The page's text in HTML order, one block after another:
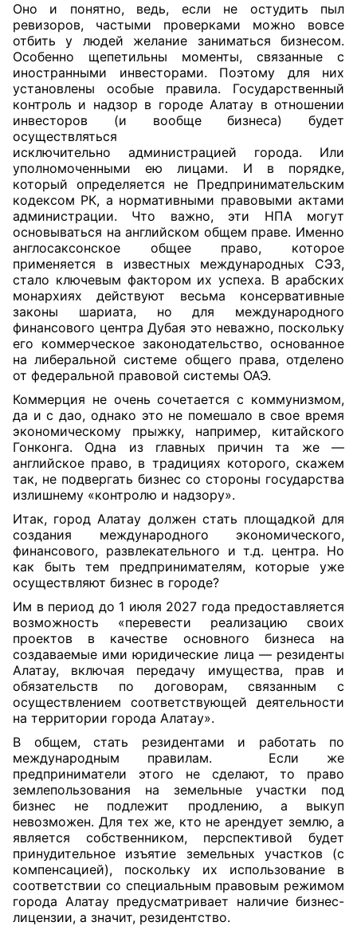
Оно и понятно, ведь, если не остудить пыл
ревизоров, частыми проверками можно вовсе
отбить у людей желание заниматься бизнесом.
Особенно щепетильны моменты, связанные с
иностранными инвесторами. Поэтому для них
установлены особые правила. Государственный
контроль и надзор в городе Алатау в отношении
инвесторов (и вообще бизнеса) будет
осуществляться
исключительно администрацией города. Или
уполномоченными ею лицами. И в порядке,
который определяется не Предпринимательским
кодексом РК, а нормативными правовыми актами
администрации. Что важно, эти НПА могут
основываться на английском общем праве. Именно
англосаксонское общее право, которое
применяется в известных международных СЭЗ,
стало ключевым фактором их успеха. В арабских
монархиях действуют весьма консервативные
законы шариата, но для международного
финансового центра Дубая это неважно, поскольку
его коммерческое законодательство, основанное
на либеральной системе общего права, отделено
от федеральной правовой системы ОАЭ.
Коммерция не очень сочетается с коммунизмом,
да и с дао, однако это не помешало в свое время
экономическому прыжку, например, китайского
Гонконга. Одна из главных причин та же —
английское право, в традициях которого, скажем
так, не подвергать бизнес со стороны государства
излишнему «контролю и надзору».
Итак, город Алатау должен стать площадкой для
создания международного экономического,
финансового, развлекательного и т.д. центра. Но
как быть тем предпринимателям, которые уже
осуществляют бизнес в городе?
Им в период до 1 июля 2027 года предоставляется
возможность «перевести реализацию своих
проектов в качестве основного бизнеса на
создаваемые ими юридические лица — резиденты
Алатау, включая передачу имущества, прав и
обязательств по договорам, связанным с
осуществлением соответствующей деятельности
на территории города Алатау».
В общем, стать резидентами и работать по
международным правилам. Если же
предприниматели этого не сделают, то право
землепользования на земельные участки под
бизнес не подлежит продлению, а выкуп
невозможен. Для тех же, кто не арендует землю, а
является собственником, перспективой будет
принудительное изъятие земельных участков (с
компенсацией), поскольку их использование в
соответствии со специальным правовым режимом
города Алатау предусматривает наличие бизнес-
лицензии, а значит, резидентство.